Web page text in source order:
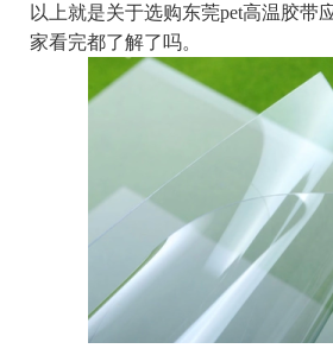
以上就是关于选购东莞pet高温胶带
家看完都了解了吗。